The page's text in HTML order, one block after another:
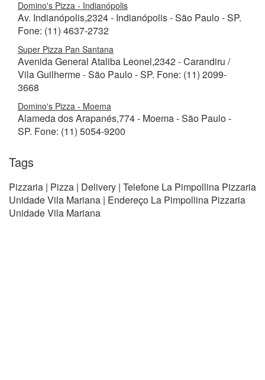
Domino's Pizza - Indianópolis
Av. Indianópolis,2324 - Indianópolis - São Paulo - SP.
Fone: (11) 4637-2732
Super Pizza Pan Santana
Avenida General Ataliba Leonel,2342 - Carandiru /
Vila Guilherme - São Paulo - SP. Fone: (11) 2099-
3668
Domino's Pizza - Moema
Alameda dos Arapanés,774 - Moema - São Paulo -
SP. Fone: (11) 5054-9200
Tags
Pizzaria | Pizza | Delivery | Telefone La Pimpollina Pizzaria
Unidade Vila Mariana | Endereço La Pimpollina Pizzaria
Unidade Vila Mariana